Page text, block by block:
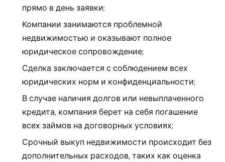
прямо в день заявки;
Компании занимаются проблемной
недвижимостью и оказывают полное
юридическое сопровождение;
Сделка заключается с соблюдением всех
юридических норм и конфиденциальности;
В случае наличия долгов или невыплаченного
кредита, компания берет на себя погашение
всех займов на договорных условиях;
Срочный выкуп недвижимости происходит без
дополнительных расходов, таких как оценка